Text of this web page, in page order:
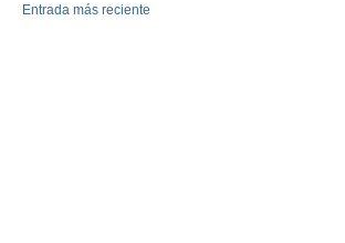
Entrada más reciente